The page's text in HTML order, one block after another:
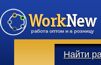
Найти